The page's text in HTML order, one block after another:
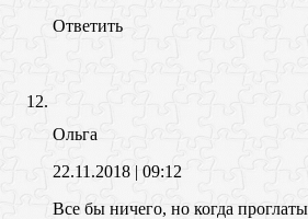
Ответить
Ольга
22.11.2018 | 09:12
Все бы ничего, но когда